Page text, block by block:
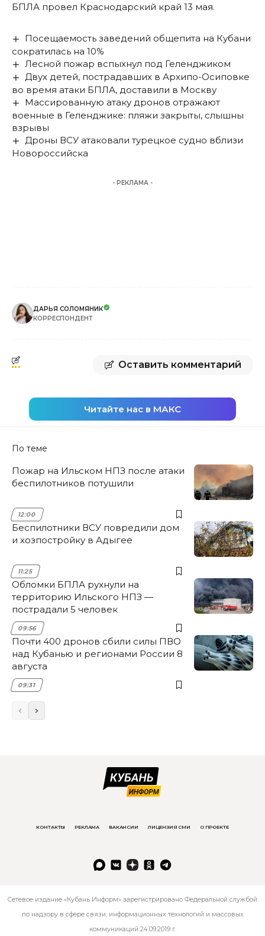
БПЛА провел Краснодарский край 13 мая.
Посещаемость заведений общепита на Кубани
сократилась на 10%
Лесной пожар вспыхнул под Геленджиком
Двух детей, пострадавших в Архипо-Осиповке
во время атаки БПЛА, доставили в Москву
Массированную атаку дронов отражают
военные в Геленджике: пляжи закрыты, слышны
взрывы
Дроны ВСУ атаковали турецкое судно вблизи
Новороссийска
- РЕКЛАМА -
ДАРЬЯ СОЛОМЯНИК
КОРРЕСПОНДЕНТ
Оставить комментарий
Читайте нас в МАКС
По теме
Пожар на Ильском НПЗ после атаки
беспилотников потушили
12:00
Беспилотники ВСУ повредили дом
и хозпостройку в Адыгее
11:25
Обломки БПЛА рухнули на
территорию Ильского НПЗ —
пострадали 5 человек
09:56
Почти 400 дронов сбили силы ПВО
над Кубанью и регионами России 8
августа
09:31
КОНТАКТЫ РЕКЛАМА ВАКАНСИИ ЛИЦЕНЗИЯ СМИ О ПРОЕКТЕ
Сетевое издание «Кубань Информ» зарегистрировано Федеральной службой
по надзору в сфере связи, информационных технологий и массовых
коммуникаций 24.09.2019 г.